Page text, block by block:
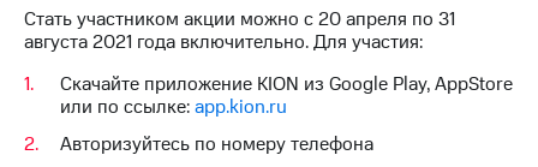
Выбрать
красивый
номер
Заменить
и многое
другое
Семейная
группа
Стать участником акции можно с 20 апреля по 31
августа 2021 года включительно. Для участия:
Скачайте приложение KION из Google Play, AppStore
или по ссылке:app.kion.ru
Авторизуйтесь по номеру телефона